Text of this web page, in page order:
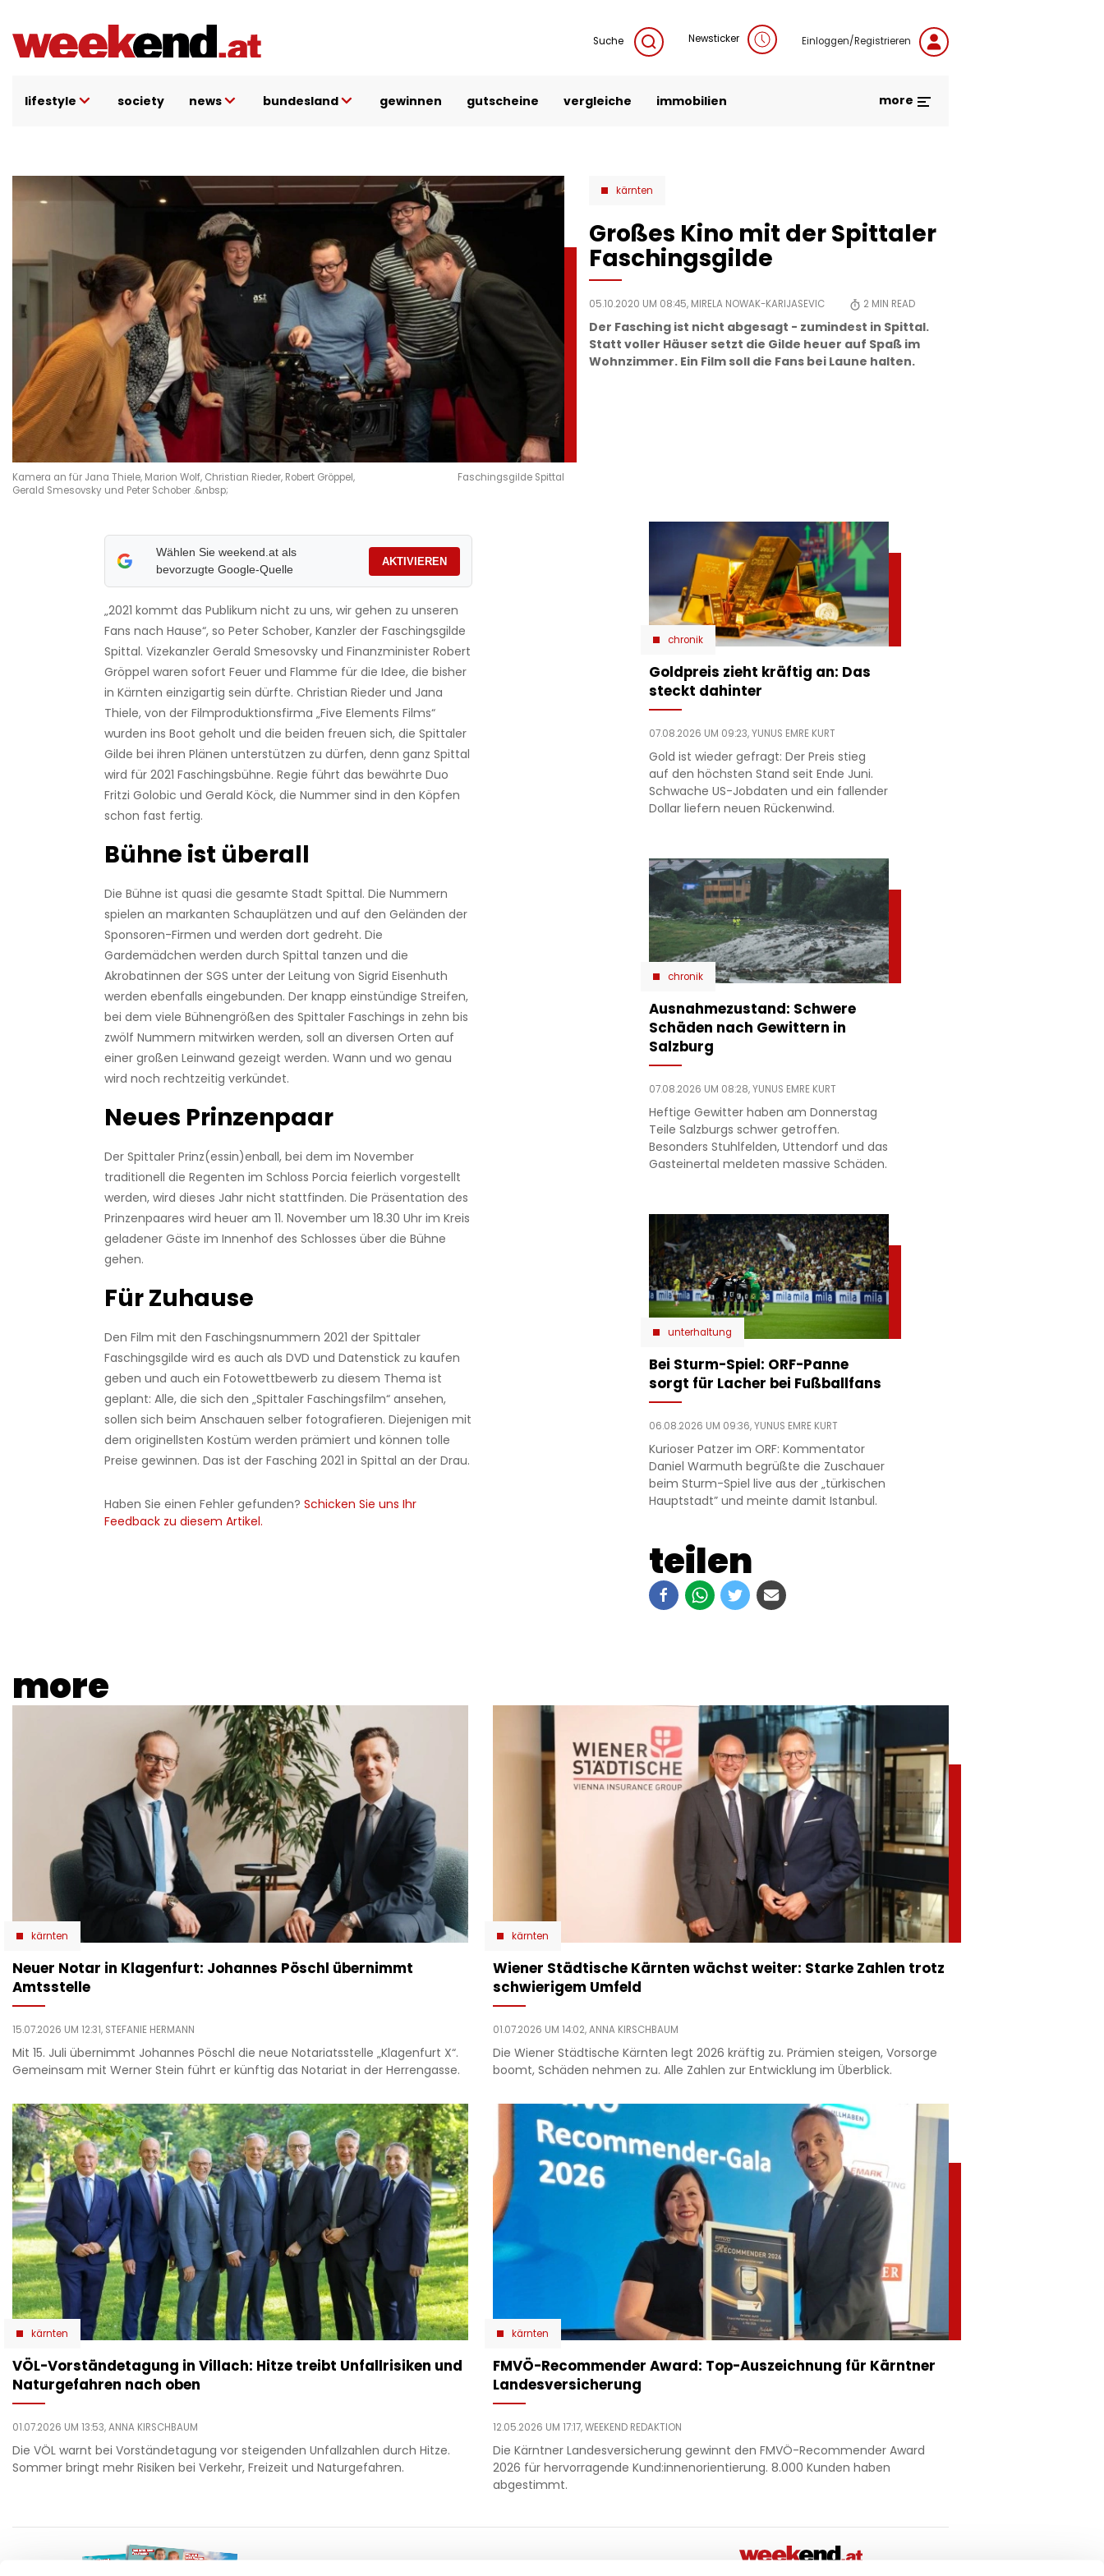
Inhalt
Suche Newsticker Einloggen/Registrieren
lifestyle society news bundesland gewinnen gutscheine vergleiche immobilien more
Kamera an für Jana Thiele, Marion Wolf, Christian Rieder, Robert Gröppel,
Gerald Smesovsky und Peter Schober .&nbsp;
Faschingsgilde Spittal
kärnten
Großes Kino mit der Spittaler
Faschingsgilde
05.10.2020 UM 08:45, MIRELA NOWAK-KARIJASEVIC 2 MIN READ
Der Fasching ist nicht abgesagt - zumindest in Spittal.
Statt voller Häuser setzt die Gilde heuer auf Spaß im
Wohnzimmer. Ein Film soll die Fans bei Laune halten.
Wählen Sie weekend.at als
bevorzugte Google-Quelle
AKTIVIEREN
„2021 kommt das Publikum nicht zu uns, wir gehen zu unseren
Fans nach Hause“, so Peter Schober, Kanzler der Faschingsgilde
Spittal. Vizekanzler Gerald Smesovsky und Finanzminister Robert
Gröppel waren sofort Feuer und Flamme für die Idee, die bisher
in Kärnten einzigartig sein dürfte. Christian Rieder und Jana
Thiele, von der Filmproduktionsfirma „Five Elements Films“
wurden ins Boot geholt und die beiden freuen sich, die Spittaler
Gilde bei ihren Plänen unterstützen zu dürfen, denn ganz Spittal
wird für 2021 Faschingsbühne. Regie führt das bewährte Duo
Fritzi Golobic und Gerald Köck, die Nummer sind in den Köpfen
schon fast fertig.
Bühne ist überall
Die Bühne ist quasi die gesamte Stadt Spittal. Die Nummern
spielen an markanten Schauplätzen und auf den Geländen der
Sponsoren-Firmen und werden dort gedreht. Die
Gardemädchen werden durch Spittal tanzen und die
Akrobatinnen der SGS unter der Leitung von Sigrid Eisenhuth
werden ebenfalls eingebunden. Der knapp einstündige Streifen,
bei dem viele Bühnengrößen des Spittaler Faschings in zehn bis
zwölf Nummern mitwirken werden, soll an diversen Orten auf
einer großen Leinwand gezeigt werden. Wann und wo genau
wird noch rechtzeitig verkündet.
Neues Prinzenpaar
Der Spittaler Prinz(essin)enball, bei dem im November
traditionell die Regenten im Schloss Porcia feierlich vorgestellt
werden, wird dieses Jahr nicht stattfinden. Die Präsentation des
Prinzenpaares wird heuer am 11. November um 18.30 Uhr im Kreis
geladener Gäste im Innenhof des Schlosses über die Bühne
gehen.
Für Zuhause
Den Film mit den Faschingsnummern 2021 der Spittaler
Faschingsgilde wird es auch als DVD und Datenstick zu kaufen
geben und auch ein Fotowettbewerb zu diesem Thema ist
geplant: Alle, die sich den „Spittaler Faschingsfilm“ ansehen,
sollen sich beim Anschauen selber fotografieren. Diejenigen mit
dem originellsten Kostüm werden prämiert und können tolle
Preise gewinnen. Das ist der Fasching 2021 in Spittal an der Drau.
Haben Sie einen Fehler gefunden?Schicken Sie uns Ihr
Feedback zu diesem Artikel.
teilen
chronik
Goldpreis zieht kräftig an: Das
steckt dahinter
07.08.2026 UM 09:23,YUNUS EMRE KURT
Gold ist wieder gefragt: Der Preis stieg
auf den höchsten Stand seit Ende Juni.
Schwache US-Jobdaten und ein fallender
Dollar liefern neuen Rückenwind.
chronik
Ausnahmezustand: Schwere
Schäden nach Gewittern in
Salzburg
07.08.2026 UM 08:28,YUNUS EMRE KURT
Heftige Gewitter haben am Donnerstag
Teile Salzburgs schwer getroffen.
Besonders Stuhlfelden, Uttendorf und das
Gasteinertal meldeten massive Schäden.
unterhaltung
Bei Sturm-Spiel: ORF-Panne
sorgt für Lacher bei Fußballfans
06.08.2026 UM 09:36,YUNUS EMRE KURT
Kurioser Patzer im ORF: Kommentator
Daniel Warmuth begrüßte die Zuschauer
beim Sturm-Spiel live aus der „türkischen
Hauptstadt” und meinte damit Istanbul.
more
kärnten
Neuer Notar in Klagenfurt: Johannes Pöschl übernimmt
Amtsstelle
15.07.2026 UM 12:31, STEFANIE HERMANN
Mit 15. Juli übernimmt Johannes Pöschl die neue Notariatsstelle „Klagenfurt X“.
Gemeinsam mit Werner Stein führt er künftig das Notariat in der Herrengasse.
kärnten
Wiener Städtische Kärnten wächst weiter: Starke Zahlen trotz
schwierigem Umfeld
01.07.2026 UM 14:02,ANNA KIRSCHBAUM
Die Wiener Städtische Kärnten legt 2026 kräftig zu. Prämien steigen, Vorsorge
boomt, Schäden nehmen zu. Alle Zahlen zur Entwicklung im Überblick.
kärnten
VÖL-Vorständetagung in Villach: Hitze treibt Unfallrisiken und
Naturgefahren nach oben
01.07.2026 UM 13:53,ANNA KIRSCHBAUM
Die VÖL warnt bei Vorständetagung vor steigenden Unfallzahlen durch Hitze.
Sommer bringt mehr Risiken bei Verkehr, Freizeit und Naturgefahren.
kärnten
​FMVÖ-Recommender Award: Top-Auszeichnung für Kärntner
Landesversicherung
12.05.2026 UM 17:17,WEEKEND REDAKTION
Die Kärntner Landesversicherung gewinnt den FMVÖ-Recommender Award
2026 für hervorragende Kund:innenorientierung. 8.000 Kunden haben
abgestimmt.